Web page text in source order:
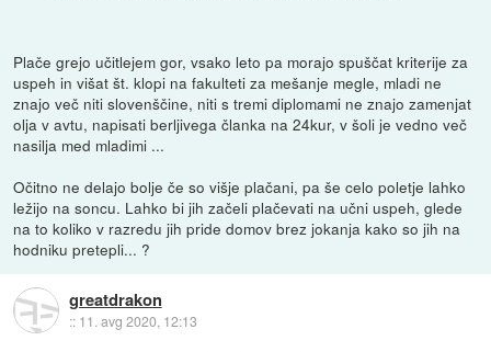
Plače grejo učitlejem gor, vsako leto pa morajo spuščat kriterije za
uspeh in višat št. klopi na fakulteti za mešanje megle, mladi ne
znajo več niti slovenščine, niti s tremi diplomami ne znajo zamenjat
olja v avtu, napisati berljivega članka na 24kur, v šoli je vedno več
nasilja med mladimi ...
Očitno ne delajo bolje če so višje plačani, pa še celo poletje lahko
ležijo na soncu. Lahko bi jih začeli plačevati na učni uspeh, glede
na to koliko v razredu jih pride domov brez jokanja kako so jih na
hodniku pretepli... ?
greatdrakon
:: 11. avg 2020, 12:13